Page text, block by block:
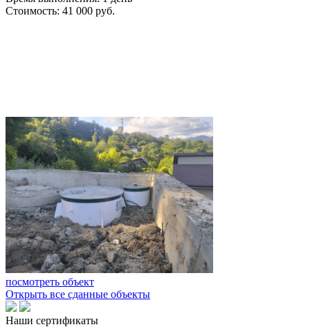
Стоимость: 41 000 руб.
посмотреть объект
Открыть все сданные объекты
Наши сертификаты